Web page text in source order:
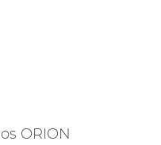
ORION